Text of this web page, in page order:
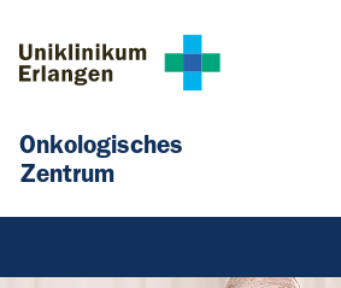
Onkologisches
Zentrum